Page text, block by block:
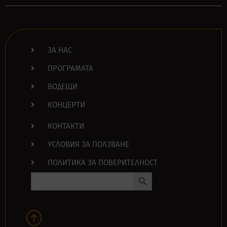
ЗА НАС
ПРОГРАМАТА
ВОДЕЩИ
КОНЦЕРТИ
КОНТАКТИ
УСЛОВИЯ ЗА ПОЛЗВАНЕ
ПОЛИТИКА ЗА ПОВЕРИТЕЛНОСТ
Search Button